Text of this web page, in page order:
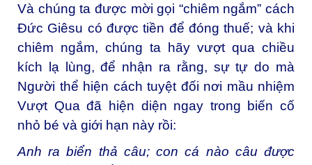
Và chúng ta được mời gọi “chiêm ngắm” cách
Đức Giêsu có được tiền để đóng thuế; và khi
chiêm ngắm, chúng ta hãy vượt qua chiều
kích lạ lùng, để nhận ra rằng, sự tự do mà
Người thể hiện cách tuyệt đối nơi mầu nhiệm
Vượt Qua đã hiện diện ngay trong biến cố
nhỏ bé và giới hạn này rồi:
Anh ra biển thả câu; con cá nào câu được